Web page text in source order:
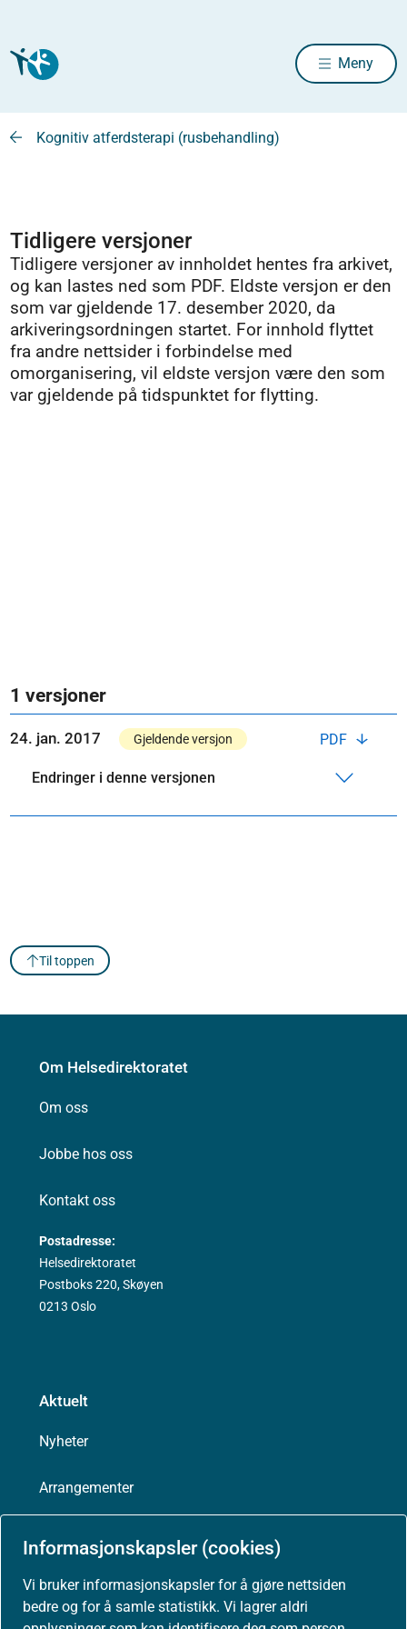
Informasjonskapsler (cookies)
Vi bruker informasjonskapsler for å gjøre nettsiden
bedre og for å samle statistikk. Vi lagrer aldri
Meny
Kognitiv atferdsterapi (rusbehandling)
Tidligere versjoner
Tidligere versjoner av innholdet hentes fra arkivet,
og kan lastes ned som PDF. Eldste versjon er den
som var gjeldende 17. desember 2020, da
arkiveringsordningen startet. For innhold flyttet
fra andre nettsider i forbindelse med
omorganisering, vil eldste versjon være den som
var gjeldende på tidspunktet for flytting.
1 versjoner
PDF
24. jan. 2017 Gjeldende versjon
Endringer i denne versjonen
Til toppen
Om Helsedirektoratet
Om oss
Jobbe hos oss
Kontakt oss
Postadresse:
Helsedirektoratet
Postboks 220, Skøyen
0213 Oslo
Aktuelt
Nyheter
Arrangementer
Presse